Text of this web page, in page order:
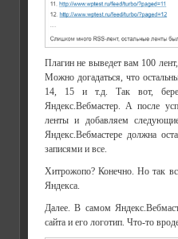
Плагин не выведет вам 100
Можно догадаться, что
14, 15 и т.д. Так вот,
Яндекс.Вебмастер. А после
ленты и добавляем
Яндекс.Вебмастере должна
записями и все.
Хитрожопо? Конечно. Но так
Яндекса.
Далее. В самом
сайта и его логотип. Что-то